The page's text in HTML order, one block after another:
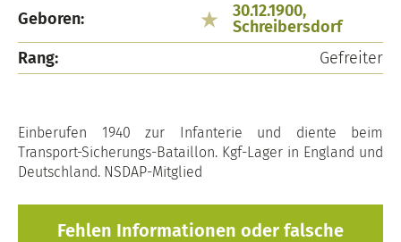
Geboren:
30.12.1900,
Schreibersdorf
Rang:
Gefreiter
Einberufen 1940 zur Infanterie und diente beim
Transport-Sicherungs-Bataillon. Kgf-Lager in England und
Deutschland. NSDAP-Mitglied
Fehlen Informationen oder falsche